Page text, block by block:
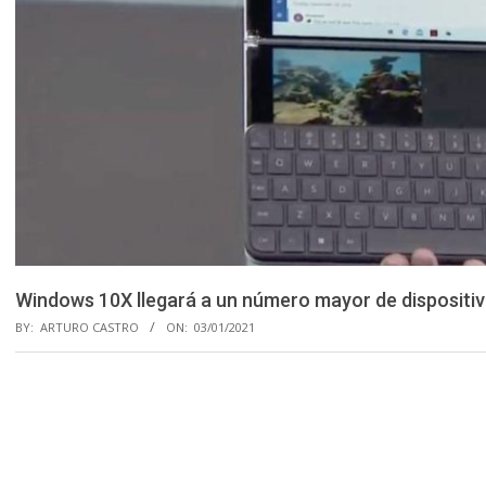
Windows 10X llegará a un número mayor de
BY: ARTURO CASTRO ON: 03/01/2021